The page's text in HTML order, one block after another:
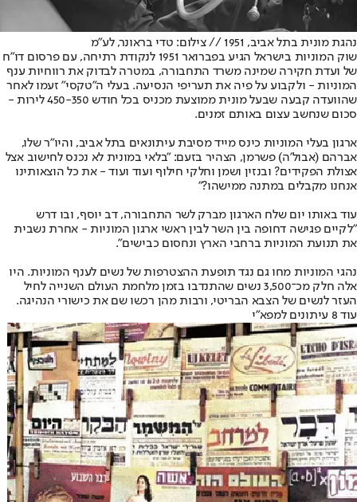
נהגת מונית בתל אביב, 1951 // צילום: טדי בראונר, לע"מ
שוק המוניות בישראל הגיע בפברואר 1951 לנקודת רתיחה, עם פרסום דו"ח
של ועדת חקירה שמינה משרד התחבורה, במטרה לבדוק את רווחיות ענף
המוניות - ולקבוע על פיה את תעריפי הנסיעה. בעלי ה"טקסי" זעמו לאחר
שהוועדה קבעה שבעל מונית ממוצעת מכניס בכל חודש 450-350 לירות -
סכום שנחשב עצום באותם זמנים.
ארגון בעלי המוניות כינס מייד מסיבת עיתונאים בתל אביב, והיו"ר שלו,
אברהם (אבול'ה) פשרמן, הצהיר בזעם: "בלאי במונית לא נכנס לחישוב אצל
אצולת הפקידים? ובנזין ושמן וחלקי חילוף ועוד ועוד - את כל הוצאותינו
אנחנו מקבלים במתנה ממישהו?"
עוד באותו יום שלח הארגון מברק לשר התחבורה, דב יוסף, ובו דרש
"לקיים פגישה דחופה בין השר לבין ראשי ארגון המוניות - אחרת נשבית
את תנועת המוניות ברחבי הארץ ונחסום כבישים".
נהגי המוניות מחו גם נגד תופעת ההצטרפות של נשים לענף המוניות. היו
אלה חלק מכ־3,500 נשים שהתנדבו בזמן מלחמת העולם השנייה לחיל
העזר לנשים של הצבא הבריטי, ורבות מהן רכשו שם את כישורי הנהיגה.
עוד 8 עיתונים למפא"י